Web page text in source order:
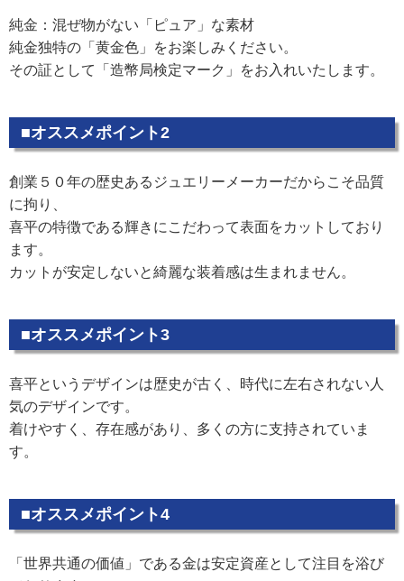
純金：混ぜ物がない「ピュア」な素材
純金独特の「黄金色」をお楽しみください。
その証として「造幣局検定マーク」をお入れいたします。
■オススメポイント2
創業５０年の歴史あるジュエリーメーカーだからこそ品質
に拘り、
喜平の特徴である輝きにこだわって表面をカットしており
ます。
カットが安定しないと綺麗な装着感は生まれません。
■オススメポイント3
喜平というデザインは歴史が古く、時代に左右されない人
気のデザインです。
着けやすく、存在感があり、多くの方に支持されていま
す。
■オススメポイント4
「世界共通の価値」である金は安定資産として注目を浴び